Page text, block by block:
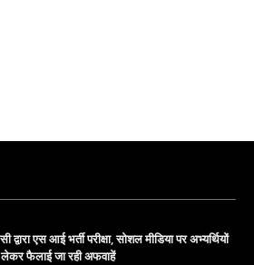
द्वारा एस आई भर्ती परीक्षा, सोशल मीडिया पर अभ्यर्थियों
लेकर फैलाई जा रही अफवाहें